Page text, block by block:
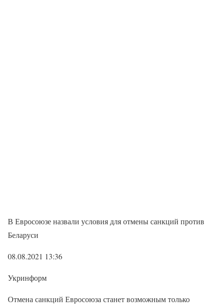
В Евросоюзе назвали условия для отмены санкций против
Беларуси
08.08.2021 13:36
Укринформ
Отмена санкций Евросоюза станет возможным только